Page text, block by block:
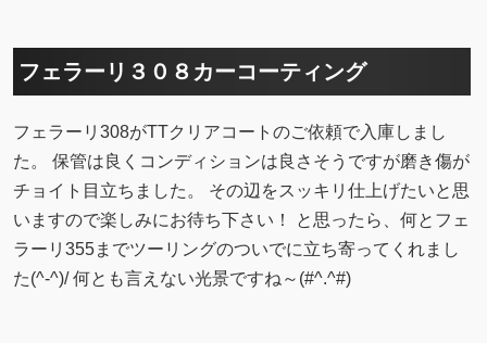
フェラーリ３０８カーコーティング
フェラーリ308がTTクリアコートのご依頼で入庫しまし
た。 保管は良くコンディションは良さそうですが磨き傷が
チョイト目立ちました。 その辺をスッキリ仕上げたいと思
いますので楽しみにお待ち下さい！ と思ったら、何とフェ
ラーリ355までツーリングのついでに立ち寄ってくれまし
た(^-^)/ 何とも言えない光景ですね～(#^.^#)